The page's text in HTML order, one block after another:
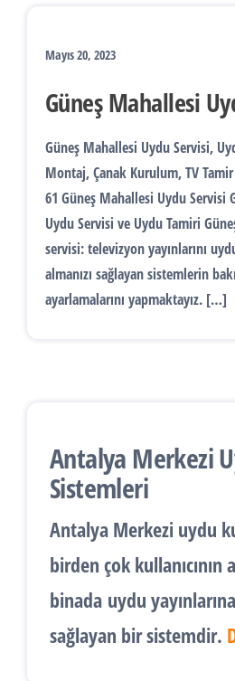
Mayıs 20, 2023
Güneş Mahallesi
Güneş Mahallesi Uydu Servisi,
Montaj, Çanak Kurulum, TV Tamir
61 Güneş Mahallesi Uydu Servisi
Uydu Servisi ve Uydu Tamiri
servisi: televizyon yayınlarını
almanızı sağlayan sistemlerin
ayarlamalarını yapmaktayız. […]
Antalya Merkezi
Sistemleri
Antalya Merkezi uydu
birden çok kullanıcının
binada uydu yayınlarına
sağlayan bir sistemdir.